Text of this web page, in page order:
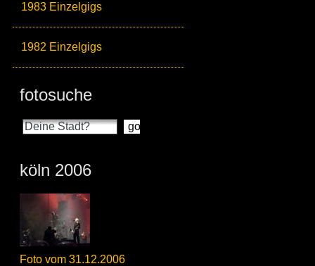
1983 Einzelgigs
1982 Einzelgigs
fotosuche
köln 2006
Foto vom 31.12.2006